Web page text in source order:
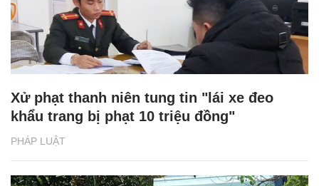
PHÁP LUẬT
Xử phạt thanh niên tung tin "lái xe đeo
khẩu trang bị phạt 10 triệu đồng"